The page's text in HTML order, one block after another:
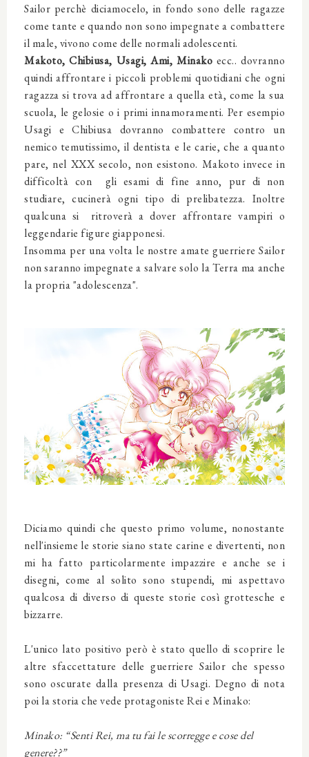
Sailor perchè diciamocelo, in fondo sono delle ragazze
come tante e quando non sono impegnate a combattere
il male, vivono come delle normali adolescenti.
Makoto, Chibiusa, Usagi, Ami, Minako ecc.. dovranno
quindi affrontare i piccoli problemi quotidiani che ogni
ragazza si trova ad affrontare a quella età, come la sua
scuola, le gelosie o i primi innamoramenti. Per esempio
Usagi e Chibiusa dovranno combattere contro un
nemico temutissimo, il dentista e le carie, che a quanto
pare, nel XXX secolo, non esistono. Makoto invece in
difficoltà con gli esami di fine anno, pur di non
studiare, cucinerà ogni tipo di prelibatezza. Inoltre
qualcuna si ritroverà a dover affrontare vampiri o
leggendarie figure giapponesi.
Insomma per una volta le nostre amate guerriere Sailor
non saranno impegnate a salvare solo la Terra ma anche
la propria "adolescenza".
Diciamo quindi che questo primo volume, nonostante
nell'insieme le storie siano state carine e divertenti, non
mi ha fatto particolarmente impazzire e anche se i
disegni, come al solito sono stupendi, mi aspettavo
qualcosa di diverso di queste storie così grottesche e
bizzarre.
L'unico lato positivo però è stato quello di scoprire le
altre sfaccettature delle guerriere Sailor che spesso
sono oscurate dalla presenza di Usagi. Degno di nota
poi la storia che vede protagoniste Rei e Minako:
Minako: “Senti Rei, ma tu fai le scorregge e cose del
genere??”